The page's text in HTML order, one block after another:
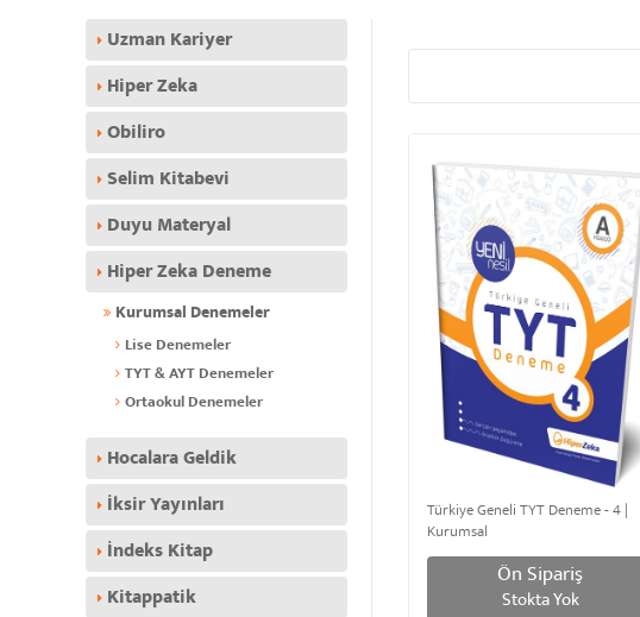
Uzman Kariyer
Hiper Zeka
Obiliro
Selim Kitabevi
Duyu Materyal
Hiper Zeka Deneme
Kurumsal Denemeler
Lise Denemeler
TYT & AYT Denemeler
Ortaokul Denemeler
Hocalara Geldik
İksir Yayınları
İndeks Kitap
Kitappatik
Türkiye Geneli TYT Deneme - 4 |
Kurumsal
Ön Sipariş
Stokta Yok